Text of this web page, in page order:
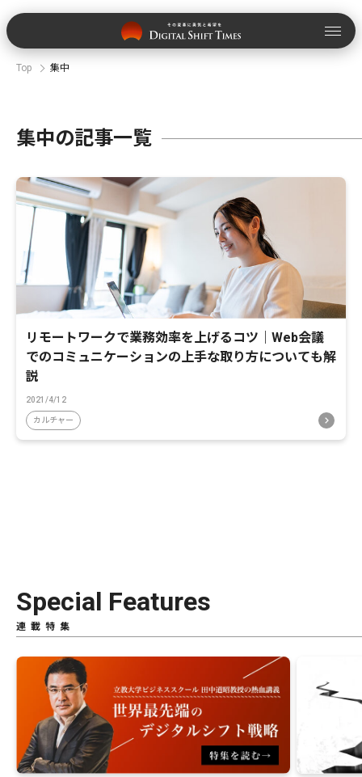
Top 集中
集中の記事一覧
リモートワークで業務効率を上げるコツ｜Web会議
でのコミュニケーションの上手な取り方についても解
説
2021/4/12
カルチャー
Special Features
連載特集